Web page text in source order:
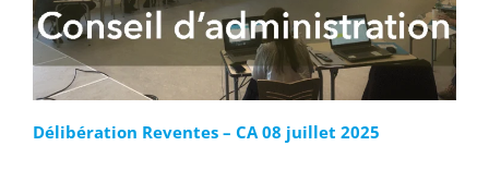
Délibération Reventes – CA 08 juillet 2025